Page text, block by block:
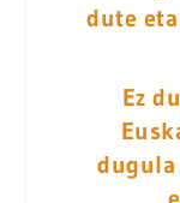
dute
Ez
dugula